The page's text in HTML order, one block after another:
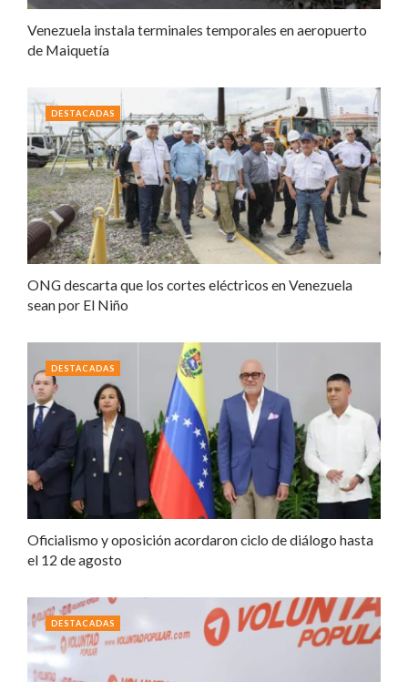
Venezuela instala terminales temporales en aeropuerto
de Maiquetía
ONG descarta que los cortes eléctricos en Venezuela
sean por El Niño
DESTACADAS
Oficialismo y oposición acordaron ciclo de diálogo hasta
el 12 de agosto
DESTACADAS
DESTACADAS